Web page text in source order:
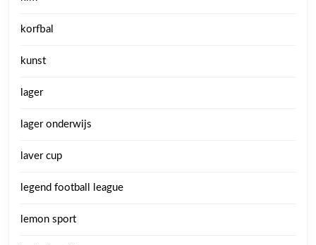
korfbal
kunst
lager
lager onderwijs
laver cup
legend football league
lemon sport